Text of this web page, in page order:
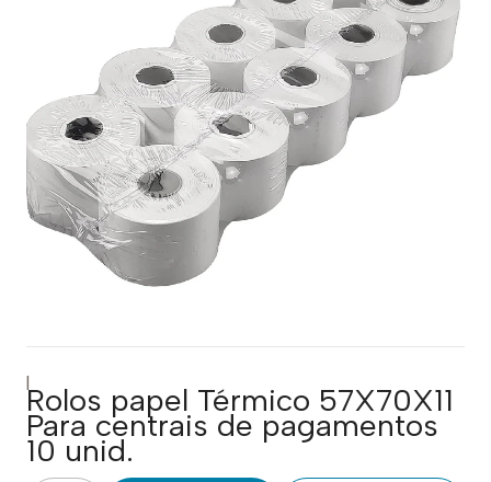
|
Rolos papel Térmico 57X70X11
Para centrais de pagamentos
10 unid.